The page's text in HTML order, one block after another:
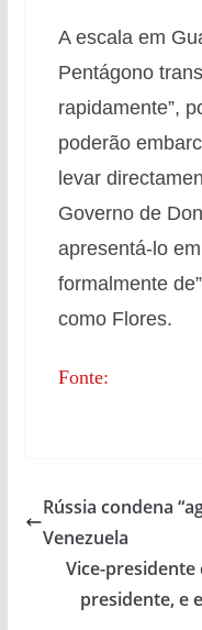
A escala em
Pentágono
rapidamente”,
poderão
levar
Governo de
apresentá-lo
formalmente de”
como Flores.
Fonte:
Rússia condena
Venezuela
Vice-presidente
presidente, e